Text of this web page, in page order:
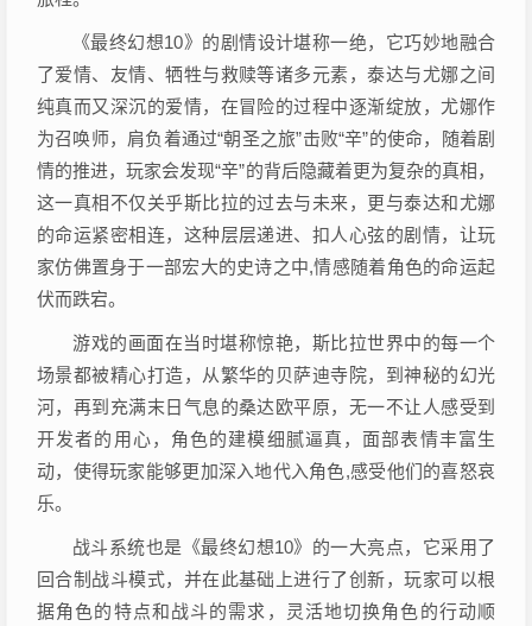
《最终幻想10》的剧情设计堪称一绝，它巧妙地融合
了爱情、友情、牺牲与救赎等诸多元素，泰达与尤娜之间
纯真而又深沉的爱情，在冒险的过程中逐渐绽放，尤娜作
为召唤师，肩负着通过“朝圣之旅”击败“辛”的使命，随着剧
情的推进，玩家会发现“辛”的背后隐藏着更为复杂的真相，
这一真相不仅关乎斯比拉的过去与未来，更与泰达和尤娜
的命运紧密相连，这种层层递进、扣人心弦的剧情，让玩
家仿佛置身于一部宏大的史诗之中,情感随着角色的命运起
伏而跌宕。
游戏的画面在当时堪称惊艳，斯比拉世界中的每一个
场景都被精心打造，从繁华的贝萨迪寺院，到神秘的幻光
河，再到充满末日气息的桑达欧平原，无一不让人感受到
开发者的用心，角色的建模细腻逼真，面部表情丰富生
动，使得玩家能够更加深入地代入角色,感受他们的喜怒哀
乐。
战斗系统也是《最终幻想10》的一大亮点，它采用了
回合制战斗模式，并在此基础上进行了创新，玩家可以根
据角色的特点和战斗的需求，灵活地切换角色的行动顺